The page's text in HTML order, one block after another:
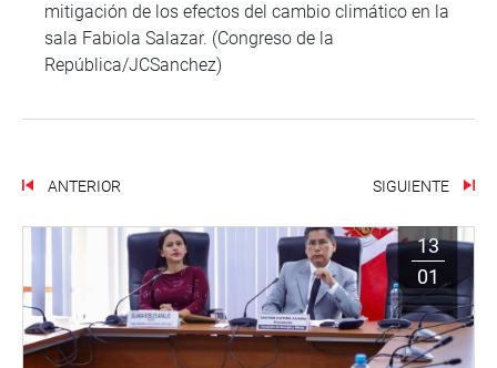
mitigación de los efectos del cambio climático en la
sala Fabiola Salazar. (Congreso de la
República/JCSanchez)
ANTERIOR SIGUIENTE
13
01